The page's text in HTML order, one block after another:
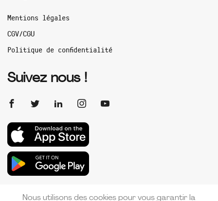
Mentions légales
CGV/CGU
Politique de confidentialité
Suivez nous !
Nous utilisons des cookies pour vous garantir la